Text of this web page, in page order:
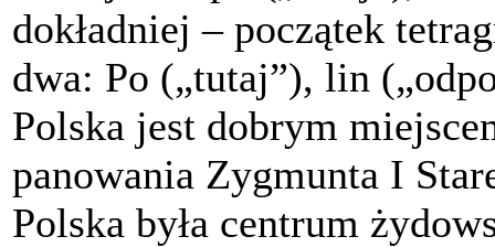
dokładniej – początek
dwa: Po („tutaj”), lin
Polska jest dobrym
panowania Zygmunta I
Polska była centrum